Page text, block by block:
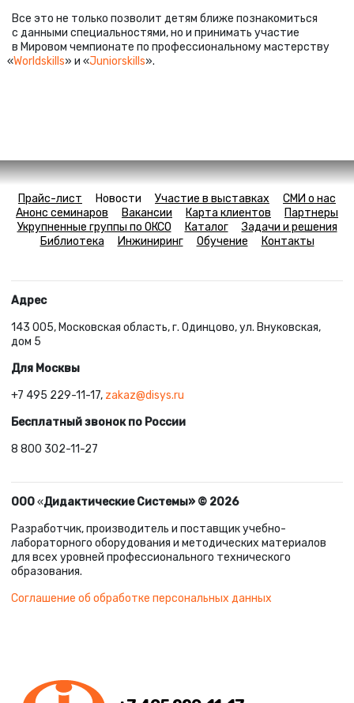
Все это не только позволит детям ближе познакомиться
с данными специальностями, но и принимать участие
в Мировом чемпионате по профессиональному мастерству
«Worldskills» и «Juniorskills».
Прайс-лист Новости Участие в выставках
СМИ о нас
Анонс семинаров
Вакансии Карта клиентов
Партнеры
Укрупненные группы по ОКСО
Каталог
Задачи и решения
Библиотека
Инжиниринг Обучение Контакты
Адрес
143 005, Московская область, г. Одинцово, ул. Внуковская,
дом 5
Для Москвы
+7 495 229-11-17, zakaz@disys.ru
Бесплатный звонок по России
8 800 302-11-27
ООО«Дидактические Системы» © 2026
Разработчик, производитель и поставщик учебно-
лабораторного оборудования и методических материалов
для всех уровней профессионального технического
образования.
Соглашение об обработке персональных данных